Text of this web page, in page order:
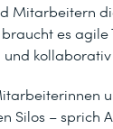
Mitarbeitern
es agile
Silos – sprich